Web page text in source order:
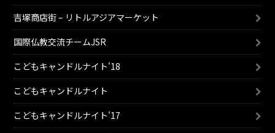
吉塚商店街 – リトルアジアマーケット
国際仏教交流チームJSR
こどもキャンドルナイト'18
こどもキャンドルナイト
こどもキャンドルナイト'17